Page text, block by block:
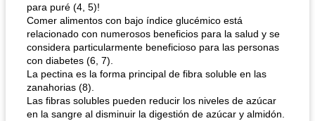
para puré (4, 5)!
Comer alimentos con bajo índice glucémico está
relacionado con numerosos beneficios para la salud y se
considera particularmente beneficioso para las personas
con diabetes (6, 7).
La pectina es la forma principal de fibra soluble en las
zanahorias (8).
Las fibras solubles pueden reducir los niveles de azúcar
en la sangre al disminuir la digestión de azúcar y almidón.